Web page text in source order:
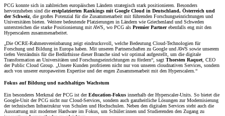
PCG konnte sich in zahlreichen europäischen Ländern strategisch stark positionieren. Besonders
hervorzuheben sind die erstplatzierten Rankings mit Google Cloud in Deutschland, Österreich und
der Schweiz, die großes Potenzial für die Zusammenarbeit mit führenden Forschungseinrichtungen und
Universitäten bieten. Weitere bedeutende Platzierungen in Ländern wie Griechenland und Schweden
unterstreichen die starke Positionierung mit AWS, wo PCG als Premier Partnerebenfalls eng mit den
Hyperscalern zusammenarbeitet.
„Die OCRE-Rahmenvereinbarung zeigt eindrucksvoll, welche Bedeutung Cloud-Technologien für
Forschung und Bildung in Europa haben. Mit unseren Partnerschaften zu Google und AWS sowie unserem
tiefen Verständnis für die Bedürfnisse dieser Branche sind wir optimal aufgestellt, um die digitale
Transformation an Universitäten und Forschungseinrichtungen zu fördern“, sagt Thorsten Raquet , CEO
der Public Cloud Group. „Unsere Kunden profitieren nicht nur von unseren cloudnativen Services, sondern
auch von unserer europaweiten Expertise und der engen Zusammenarbeit mit den Hyperscalern.“
Fokus auf Bildung und nachhaltiges Wachstum
Ein besonderes Merkmal der PCG ist derEducation-Fokus innerhalb der Hyperscaler-Units. So bietet die
Google-Unit der PCG nicht nur Cloud-Services, sondern auch ganzheitliche Lösungen zur Modernisierung
der technischen Infrastruktur von Schulen und Hochschulen. Neben den digitalen Services steht auch die
Ausstattung mit moderner Hardware im Fokus, um Schüler:innen und Studierenden den Zugang zu